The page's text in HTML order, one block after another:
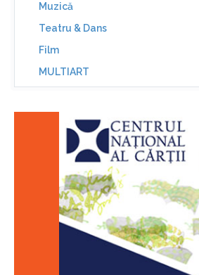
Muzică
Teatru & Dans
Film
MULTIART